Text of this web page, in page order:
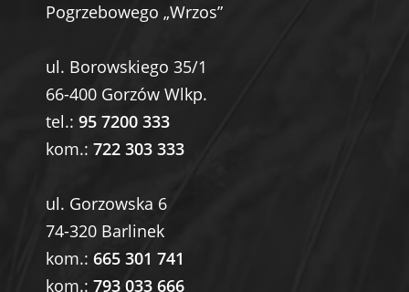
Pogrzebowego „Wrzos”
ul. Borowskiego 35/1
66-400 Gorzów Wlkp.
tel.: 95 7200 333
kom.: 722 303 333
ul. Gorzowska 6
74-320 Barlinek
kom.: 665 301 741
kom.: 793 033 666